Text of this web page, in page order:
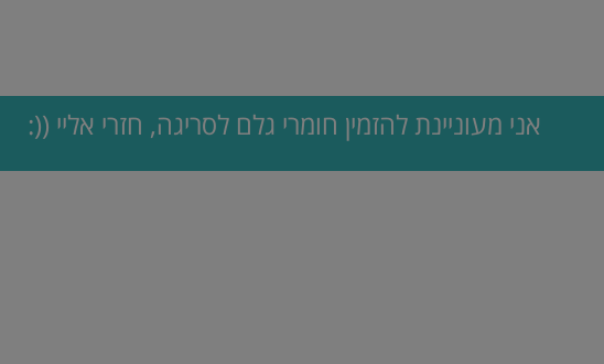
אני מעוניינת להזמין חומרי גלם לסריגה, חזרי אליי ((: